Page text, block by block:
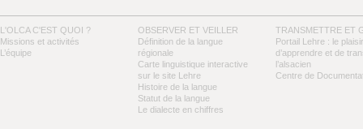
L'OLCA C'EST QUOI ?
Missions et activités
L’équipe
OBSERVER ET VEILLER
Définition de la langue
régionale
Carte linguistique interactive
sur le site Lehre
Histoire de la langue
Statut de la langue
Le dialecte en chiffres
TRANSMETTRE ET
Portail Lehre : le plaisir
d’apprendre et de
l’alsacien
Centre de